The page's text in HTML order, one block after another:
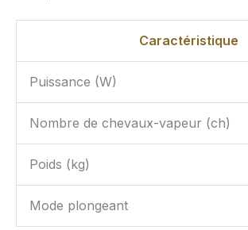
Caractéristique
Puissance (W)
Nombre de chevaux-vapeur (ch)
Poids (kg)
Mode plongeant